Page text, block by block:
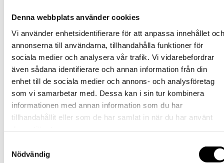
Denna webbplats använder cookies
Vi använder enhetsidentifierare för att anpassa innehållet och
annonserna till användarna, tillhandahålla funktioner för
sociala medier och analysera vår trafik. Vi vidarebefordrar
även sådana identifierare och annan information från din
enhet till de sociala medier och annons- och analysföretag
som vi samarbetar med. Dessa kan i sin tur kombinera
informationen med annan information som du har
tillhandahållit eller som de har samlat in när du har använt
Nödvändig
flera
varianter.
De
alternativen
kan
väljas
produktsidan
Tornedalshandsken – Ljusrosa
389kr inkl. moms Välj alternativ Den
här
produkten
flera
varianter.
De
alternativen
kan
Barn
Tornedalshandsken – Ljung
389 kr inkl. moms Välj alternativDen
här
produkten
flera
Barn
389kr inkl. moms